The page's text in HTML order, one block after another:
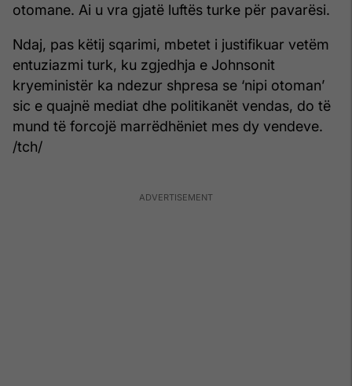
otomane. Ai u vra gjatë luftës turke për pavarësi.
Ndaj, pas këtij sqarimi, mbetet i justifikuar vetëm
entuziazmi turk, ku zgjedhja e Johnsonit
kryeministër ka ndezur shpresa se ‘nipi otoman’
sic e quajnë mediat dhe politikanët vendas, do të
mund të forcojë marrëdhëniet mes dy vendeve.
/tch/